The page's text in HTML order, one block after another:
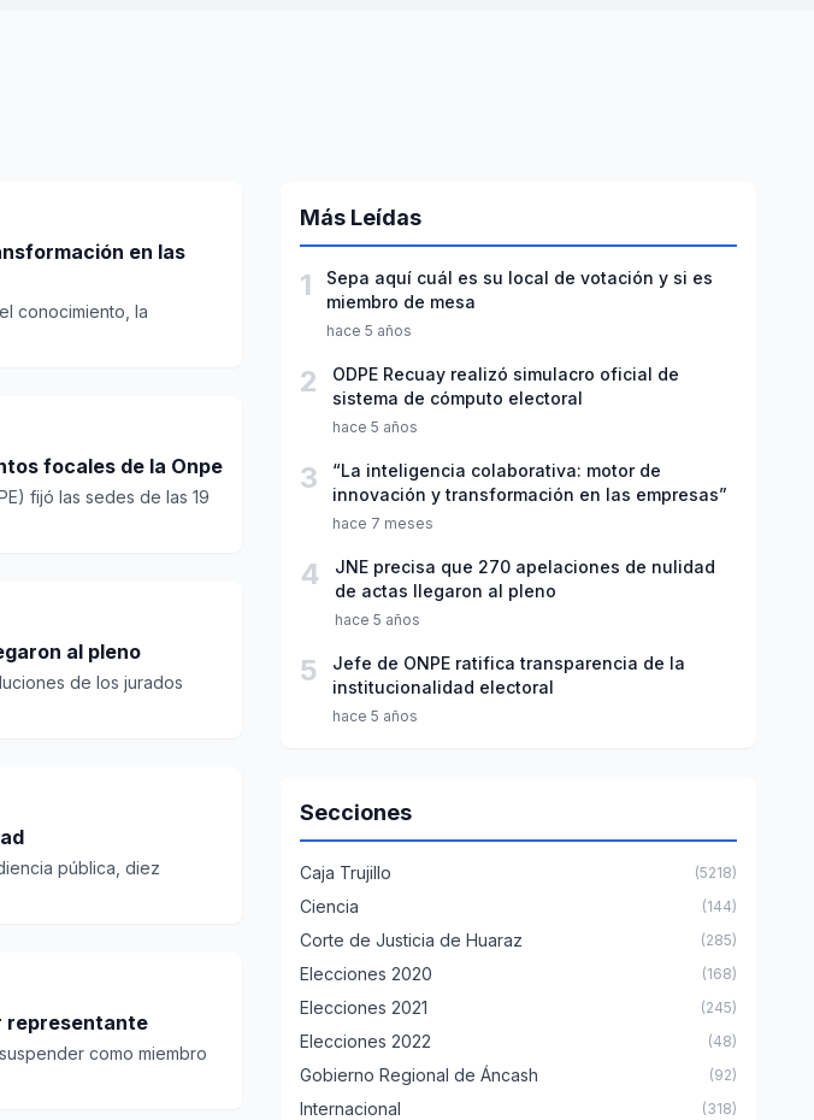
en las
conocimiento, la
focales de la Onpe
fijó las sedes de las 19
al pleno
de los jurados
pública, diez
representante
como miembro
Más Leídas
1
Sepa aquí cuál es su local de votación y si es
miembro de mesa
hace 5 años
2
ODPE Recuay realizó simulacro oficial de
sistema de cómputo electoral
hace 5 años
3
“La inteligencia colaborativa: motor de
innovación y transformación en las empresas”
hace 7 meses
4
JNE precisa que 270 apelaciones de nulidad
de actas llegaron al pleno
hace 5 años
5
Jefe de ONPE ratifica transparencia de la
institucionalidad electoral
hace 5 años
Secciones
Caja Trujillo (5218)
Ciencia (144)
Corte de Justicia de Huaraz (285)
Elecciones 2020 (168)
Elecciones 2021 (245)
Elecciones 2022 (48)
Gobierno Regional de Áncash (92)
Internacional (318)